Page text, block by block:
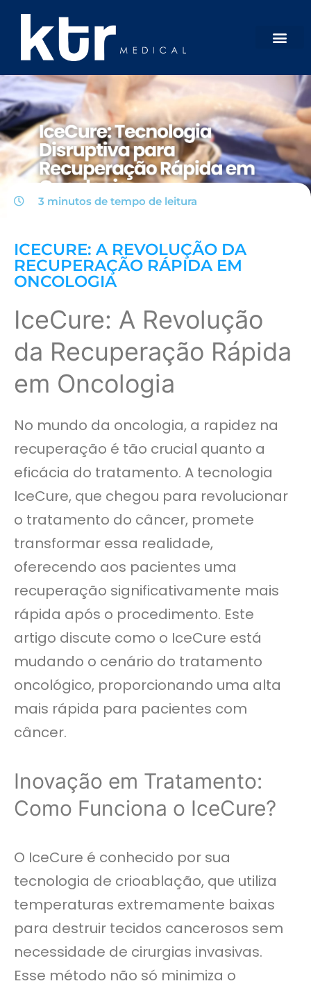
3 minutos de tempo de leitura
ICECURE: A REVOLUÇÃO DA
RECUPERAÇÃO RÁPIDA EM
ONCOLOGIA
IceCure: A Revolução
da Recuperação Rápida
em Oncologia
No mundo da oncologia, a rapidez na
recuperação é tão crucial quanto a
eficácia do tratamento. A tecnologia
IceCure, que chegou para revolucionar
o tratamento do câncer, promete
transformar essa realidade,
oferecendo aos pacientes uma
recuperação significativamente mais
rápida após o procedimento. Este
artigo discute como o IceCure está
mudando o cenário do tratamento
oncológico, proporcionando uma alta
mais rápida para pacientes com
câncer.
Inovação em Tratamento:
Como Funciona o IceCure?
O IceCure é conhecido por sua
tecnologia de crioablação, que utiliza
temperaturas extremamente baixas
para destruir tecidos cancerosos sem
necessidade de cirurgias invasivas.
Esse método não só minimiza o